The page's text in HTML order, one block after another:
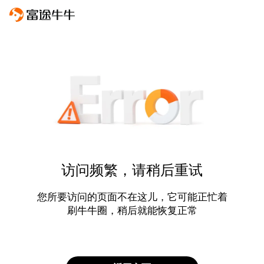
访问频繁，请稍后重试
您所要访问的页面不在这儿，它可能正忙着
刷牛牛圈，稍后就能恢复正常